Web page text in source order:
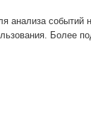
событий
Более